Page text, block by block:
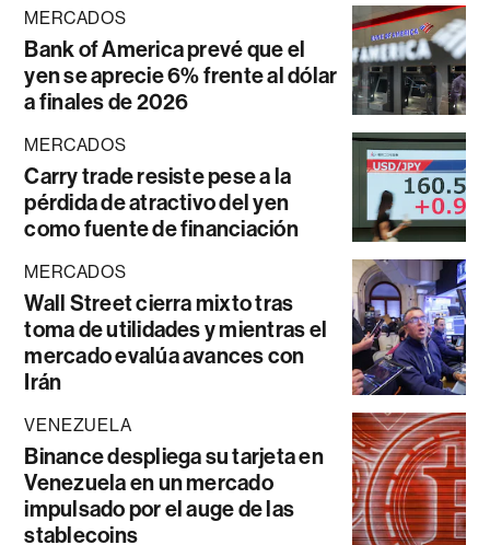
MERCADOS
Bank of America prevé que el
yen se aprecie 6% frente al dólar
a finales de 2026
MERCADOS
Carry trade resiste pese a la
pérdida de atractivo del yen
como fuente de financiación
MERCADOS
Wall Street cierra mixto tras
toma de utilidades y mientras el
mercado evalúa avances con
Irán
VENEZUELA
Binance despliega su tarjeta en
Venezuela en un mercado
impulsado por el auge de las
stablecoins